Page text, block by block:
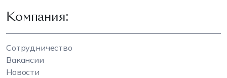
Компания:
Сотрудничество
Вакансии
Новости